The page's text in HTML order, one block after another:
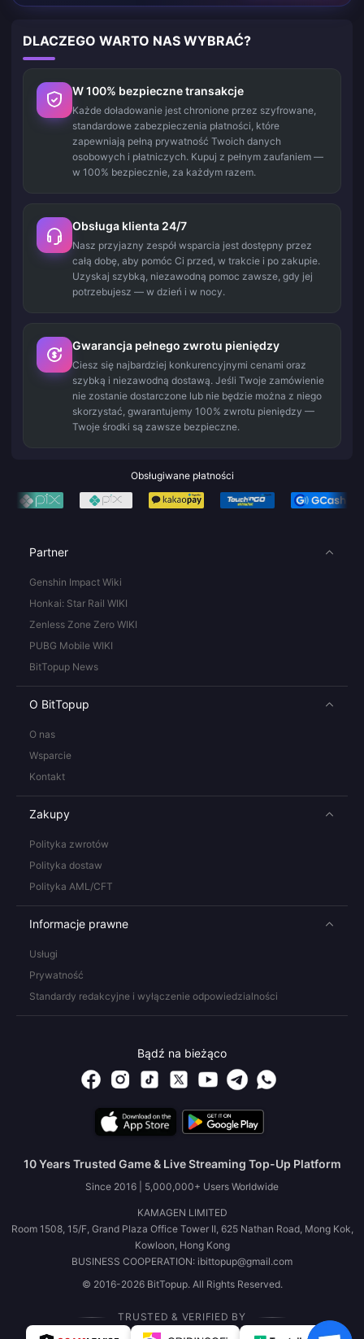
DLACZEGO WARTO NAS WYBRAĆ?
W 100% bezpieczne transakcje
Każde doładowanie jest chronione przez szyfrowane,
standardowe zabezpieczenia płatności, które
zapewniają pełną prywatność Twoich danych
osobowych i płatniczych. Kupuj z pełnym zaufaniem —
w 100% bezpiecznie, za każdym razem.
Obsługa klienta 24/7
Nasz przyjazny zespół wsparcia jest dostępny przez
całą dobę, aby pomóc Ci przed, w trakcie i po zakupie.
Uzyskaj szybką, niezawodną pomoc zawsze, gdy jej
potrzebujesz — w dzień i w nocy.
Gwarancja pełnego zwrotu pieniędzy
Ciesz się najbardziej konkurencyjnymi cenami oraz
szybką i niezawodną dostawą. Jeśli Twoje zamówienie
nie zostanie dostarczone lub nie będzie można z niego
skorzystać, gwarantujemy 100% zwrotu pieniędzy —
Twoje środki są zawsze bezpieczne.
Obsługiwane płatności
Partner
Genshin Impact Wiki
Honkai: Star Rail WIKI
Zenless Zone Zero WIKI
PUBG Mobile WIKI
BitTopup News
O BitTopup
O nas
Wsparcie
Kontakt
Zakupy
Polityka zwrotów
Polityka dostaw
Polityka AML/CFT
Informacje prawne
Usługi
Prywatność
Standardy redakcyjne i wyłączenie odpowiedzialności
Bądź na bieżąco
10 Years Trusted Game & Live Streaming Top-Up Platform
Since 2016 | 5,000,000+ Users Worldwide
KAMAGEN LIMITED
Room 1508, 15/F, Grand Plaza Office Tower II, 625 Nathan Road, Mong Kok,
Kowloon, Hong Kong
BUSINESS COOPERATION: ibittopup@gmail.com
© 2016-2026 BitTopup. All Rights Reserved.
TRUSTED & VERIFIED BY